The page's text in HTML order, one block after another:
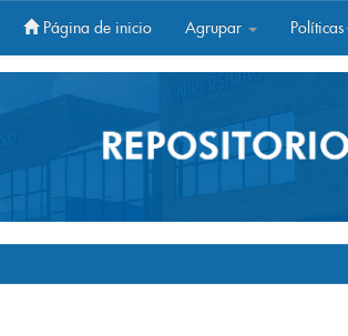
Página de inicio Agrupar Políticas